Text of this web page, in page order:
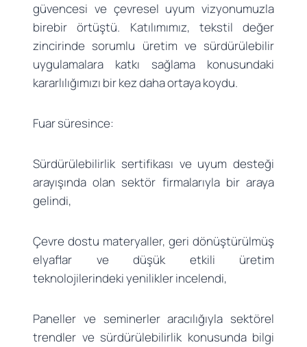
güvencesi ve çevresel uyum vizyonumuzla
birebir örtüştü. Katılımımız, tekstil değer
zincirinde sorumlu üretim ve sürdürülebilir
uygulamalara katkı sağlama konusundaki
kararlılığımızı bir kez daha ortaya koydu.
Fuar süresince:
Sürdürülebilirlik sertifikası ve uyum desteği
arayışında olan sektör firmalarıyla bir araya
gelindi,
Çevre dostu materyaller, geri dönüştürülmüş
elyaflar ve düşük etkili üretim
teknolojilerindeki yenilikler incelendi,
Paneller ve seminerler aracılığıyla sektörel
trendler ve sürdürülebilirlik konusunda bilgi